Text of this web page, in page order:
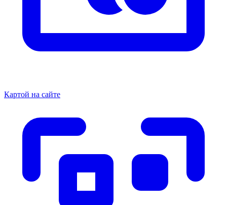
Картой на сайте